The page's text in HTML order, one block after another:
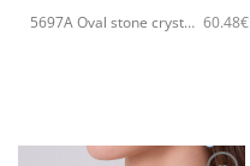
5697A Oval stone crystal χειροποίητο κολιέ Catherine bijoux Πράσινο 60.48€